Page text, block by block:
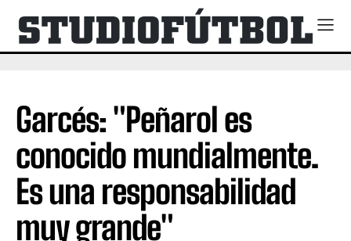
Garcés: "Peñarol es
conocido mundialmente.
Es una responsabilidad
muy grande"